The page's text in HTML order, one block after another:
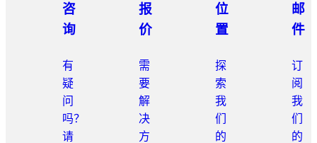
咨
询
有
疑
问
吗？
请
报
价
需
要
解
决
方
位
置
探
索
我
们
的
邮
件
订
阅
我
们
的